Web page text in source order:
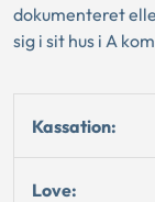
dokumenteret
sig i sit hus i A
Kassation:
Love: